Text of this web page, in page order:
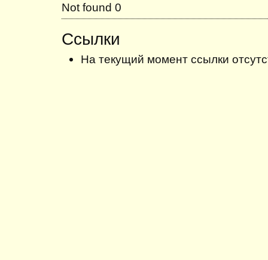
Not found 0
Ссылки
На текущий момент ссылки